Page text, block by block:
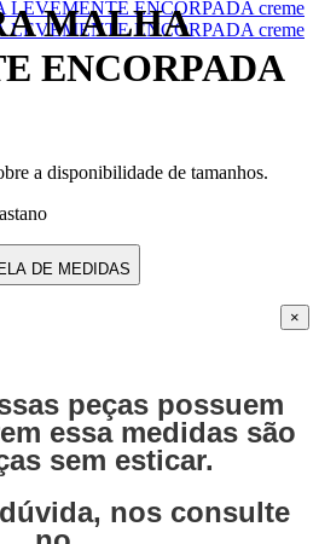
MALHA
ENCORPADA
a disponibilidade de tamanhos.
DE MEDIDAS
×
peças possuem
essa medidas são
sem esticar.
nos consulte